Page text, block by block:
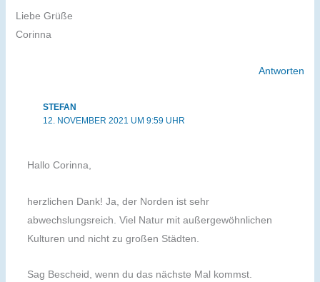
Liebe Grüße
Corinna
Antworten
STEFAN
12. NOVEMBER 2021 UM 9:59 UHR
Hallo Corinna,
herzlichen Dank! Ja, der Norden ist sehr
abwechslungsreich. Viel Natur mit außergewöhnlichen
Kulturen und nicht zu großen Städten.
Sag Bescheid, wenn du das nächste Mal kommst.